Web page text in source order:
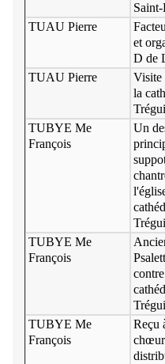
TUAU Pierre
et
D de
TUAU Pierre
Visite
la
TUBYE Me
François
Un
TUBYE Me
François
TUBYE Me
François
Reçu